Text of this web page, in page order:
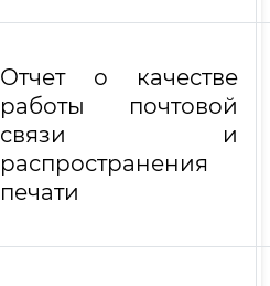
Отчет о качестве
работы почтовой
связи и
распространения
печати